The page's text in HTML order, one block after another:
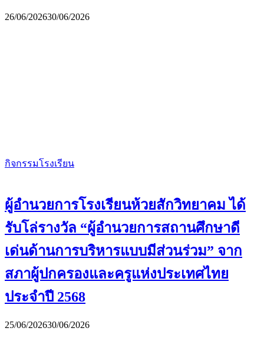
26/06/202630/06/2026
กิจกรรมโรงเรียน
ผู้อำนวยการโรงเรียนห้วยสักวิทยาคม ได้
รับโล่รางวัล “ผู้อำนวยการสถานศึกษาดี
เด่นด้านการบริหารแบบมีส่วนร่วม” จาก
สภาผู้ปกครองและครูแห่งประเทศไทย
ประจำปี 2568
25/06/202630/06/2026